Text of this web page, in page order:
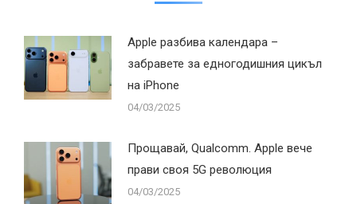
Apple разбива календара –
забравете за едногодишния цикъл
на iPhone
04/03/2025
Прощавай, Qualcomm. Apple вече
прави своя 5G революция
04/03/2025